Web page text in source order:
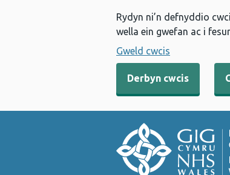
Rydyn ni’n defnyddio
wella ein gwefan ac i
Gweld cwcis
Derbyn cwcis